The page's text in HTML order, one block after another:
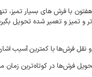
هفتون با فرش های بسیار تمیز،
تر و تمیز و تعمیر شده تحویل
و نقل فرش‌هاباکمترین آسیب
فرش‌ها در کوتاه‌ترین زمان